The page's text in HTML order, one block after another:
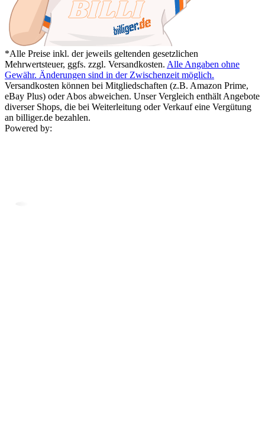
*Alle Preise inkl. der jeweils geltenden gesetzlichen
Mehrwertsteuer, ggfs. zzgl. Versandkosten. Alle Angaben ohne
Gewähr. Änderungen sind in der Zwischenzeit möglich.
Versandkosten können bei Mitgliedschaften (z.B. Amazon Prime,
eBay Plus) oder Abos abweichen. Unser Vergleich enthält Angebote
diverser Shops, die bei Weiterleitung oder Verkauf eine Vergütung
an billiger.de bezahlen.
Powered by: